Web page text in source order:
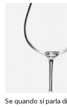
Se quando si parla